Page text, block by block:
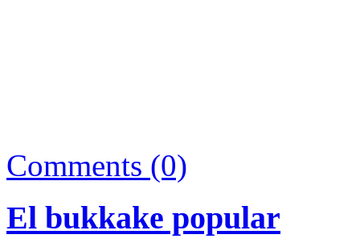
Comments (0)
El bukkake popular